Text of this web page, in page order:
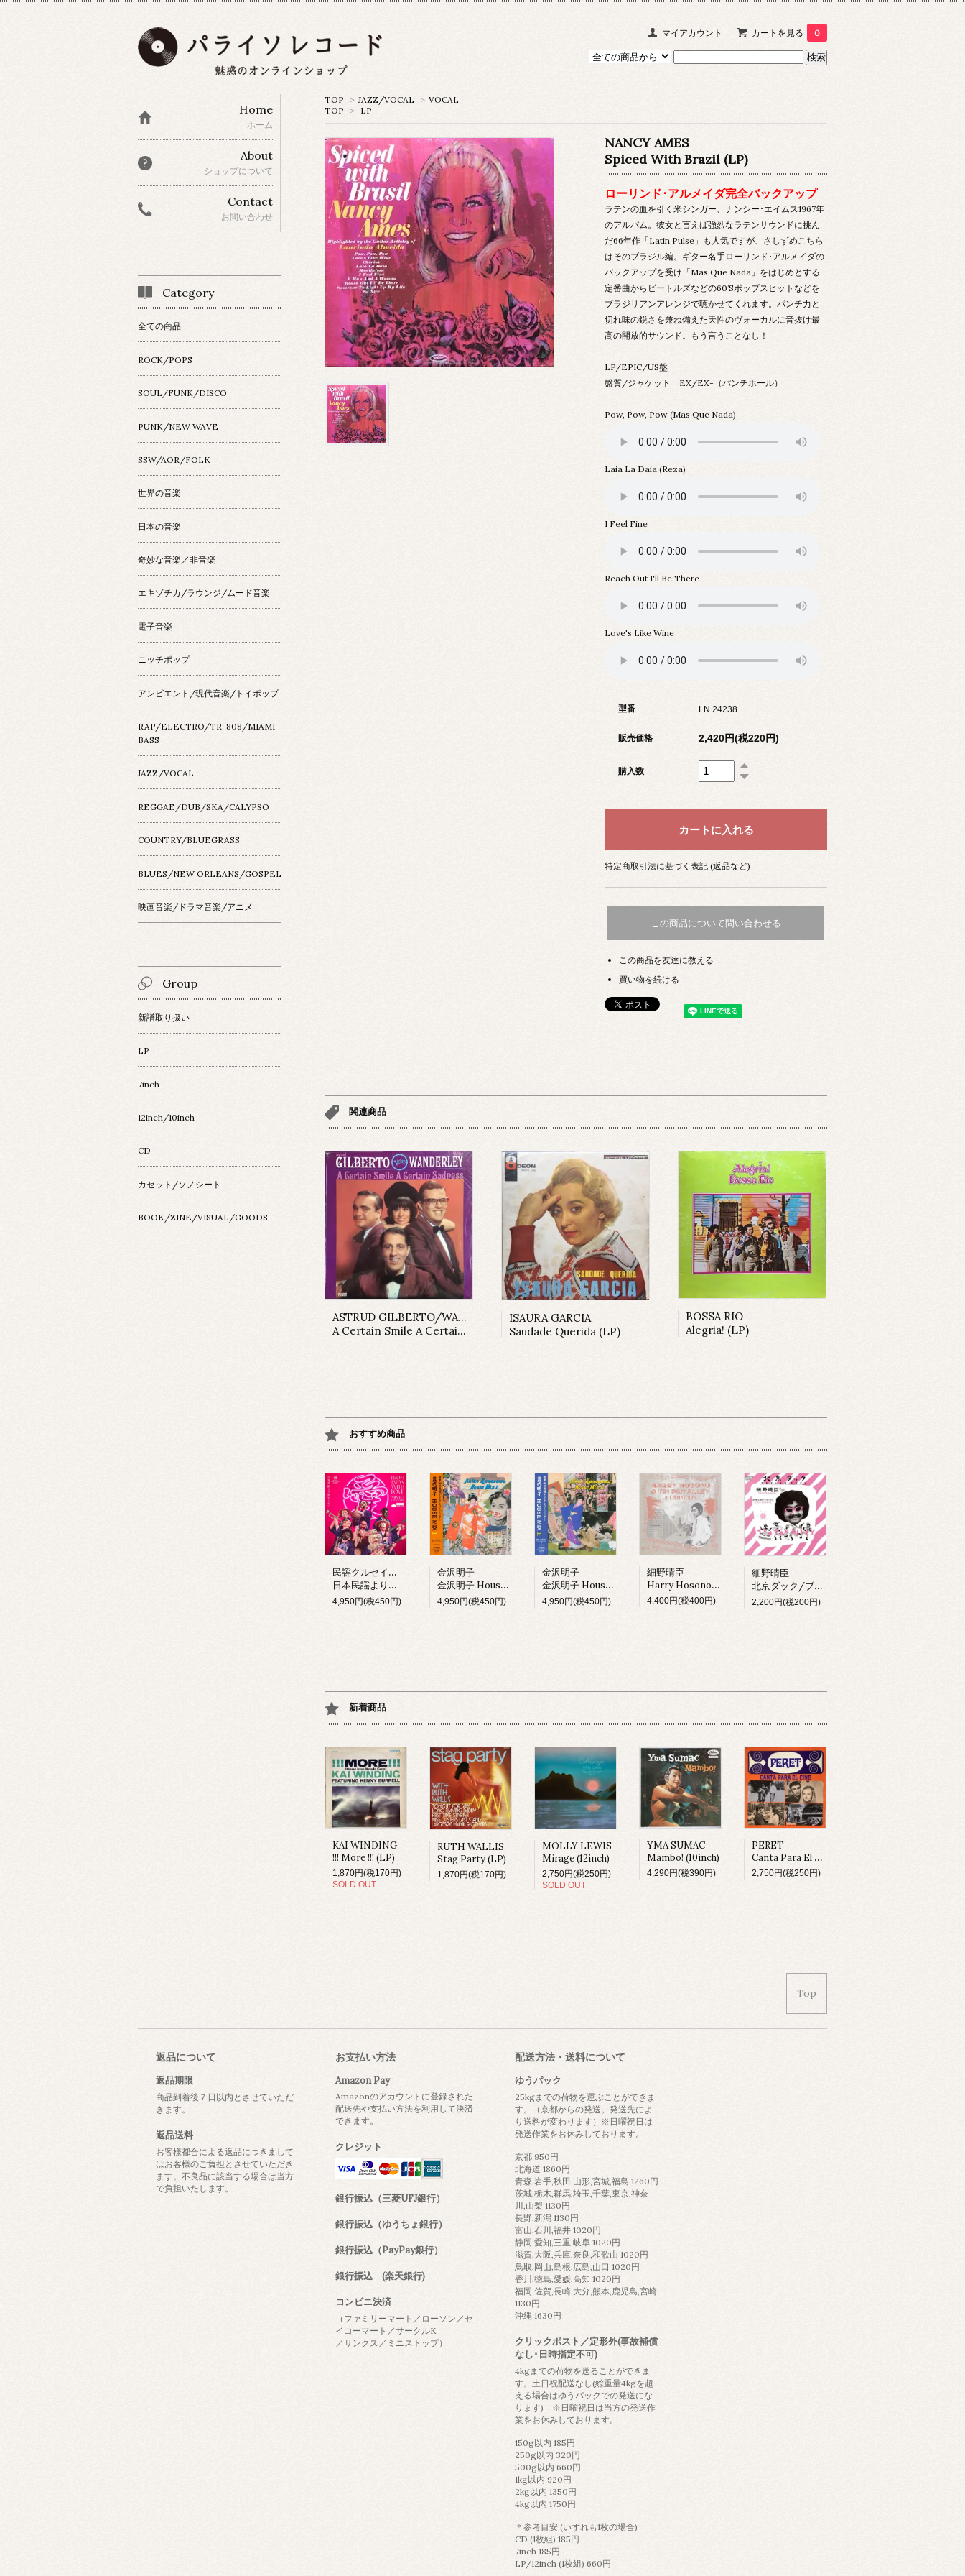
マイアカウント カートを見る 0
TOP > JAZZ/VOCAL > VOCAL
TOP
> LP
NANCY AMES
Spiced With Brazil (LP)
ローリンド･アルメイダ完全バックアップ
ラテンの血を引く米シンガー、ナンシー･エイムス1967年
のアルバム。彼女と言えば強烈なラテンサウンドに挑ん
だ66年作「Latin Pulse」も人気ですが、さしずめこちら
はそのブラジル編。ギター名手ローリンド･アルメイダの
バックアップを受け「Mas Que Nada」をはじめとする
定番曲からビートルズなどの60’Sポップスヒットなどを
ブラジリアンアレンジで聴かせてくれます。パンチ力と
切れ味の鋭さを兼ね備えた天性のヴォーカルに音抜け最
高の開放的サウンド。もう言うことなし！
LP/EPIC/US盤
盤質/ジャケット EX/EX-（パンチホール）
Pow, Pow, Pow (Mas Que Nada)
Laia La Daia (Reza)
I Feel Fine
Reach Out I'll Be There
Love's Like Wine
型番 LN 24238
販売価格 2,420円(税220円)
購入数
特定商取引法に基づく表記 (返品など)
この商品について問い合わせる
この商品を友達に教える
買い物を続ける
関連商品
ASTRUD GILBERTO/WALTER WANDERLEY
A Certain Smile A Certain Sadness (LP)
ISAURA GARCIA
Saudade Querida (LP)
BOSSA RIO
Alegria! (LP)
おすすめ商品
民謡クルセイダーズ
日本民謡より愛をこめて (LP)
4,950円(税450円)
金沢明子
金沢明子 House Mix I (LP)
4,950円(税450円)
金沢明子
金沢明子 House Mix II (LP)
4,950円(税450円)
細野晴臣
Harry Hosono & Tin Pan Alley In China Town (LP)
4,400円(税400円)
細野晴臣
北京ダック/ブラックピーナッツ
2,200円(税200円)
新着商品
KAI WINDING
!!! More !!! (LP)
1,870円(税170円)
SOLD OUT
RUTH WALLIS
Stag Party (LP)
1,870円(税170円)
MOLLY LEWIS
Mirage (12inch)
2,750円(税250円)
SOLD OUT
YMA SUMAC
Mambo! (10inch)
4,290円(税390円)
PERET
Canta Para El Cine (LP)
2,750円(税250円)
Home
ホーム
About
ショップについて
Contact
お問い合わせ
Category
全ての商品
ROCK/POPS
SOUL/FUNK/DISCO
PUNK/NEW WAVE
SSW/AOR/FOLK
世界の音楽
日本の音楽
奇妙な音楽／非音楽
エキゾチカ/ラウンジ/ムード音楽
電子音楽
ニッチポップ
アンビエント/現代音楽/トイポップ
RAP/ELECTRO/TR-808/MIAMI
BASS
JAZZ/VOCAL
REGGAE/DUB/SKA/CALYPSO
COUNTRY/BLUEGRASS
BLUES/NEW ORLEANS/GOSPEL
映画音楽/ドラマ音楽/アニメ
Group
新譜取り扱い
LP
7inch
12inch/10inch
CD
カセット/ソノシート
BOOK/ZINE/VISUAL/GOODS
Top
返品について
返品期限
商品到着後７日以内とさせていただ
きます。
返品送料
お客様都合による返品につきまして
はお客様のご負担とさせていただき
ます。不良品に該当する場合は当方
で負担いたします。
お支払い方法
Amazon Pay
Amazonのアカウントに登録された
配送先や支払い方法を利用して決済
できます。
クレジット
銀行振込（三菱UFJ銀行）
銀行振込（ゆうちょ銀行）
銀行振込（PayPay銀行）
銀行振込 (楽天銀行)
コンビニ決済
（ファミリーマート／ローソン／セ
イコーマート／サークルK
／サンクス／ミニストップ）
配送方法・送料について
ゆうパック
25kgまでの荷物を運ぶことができま
す。（京都からの発送。発送先によ
り送料が変わります）※日曜祝日は
発送作業をお休みしております。
京都 950円
北海道 1860円
青森,岩手,秋田,山形,宮城,福島 1260円
茨城,栃木,群馬,埼玉,千葉,東京,神奈
川,山梨 1130円
長野,新潟 1130円
富山,石川,福井 1020円
静岡,愛知,三重,岐阜 1020円
滋賀,大阪,兵庫,奈良,和歌山 1020円
鳥取,岡山,島根,広島,山口 1020円
香川,徳島,愛媛,高知 1020円
福岡,佐賀,長崎,大分,熊本,鹿児島,宮崎
1130円
沖縄 1630円
クリックポスト／定形外(事故補償
なし･日時指定不可)
4kgまでの荷物を送ることができま
す。土日祝配送なし(総重量4kgを超
える場合はゆうパックでの発送にな
ります) ※日曜祝日は当方の発送作
業をお休みしております。
150g以内 185円
250g以内 320円
500g以内 660円
1kg以内 920円
2kg以内 1350円
4kg以内 1750円
＊参考目安 (いずれも1枚の場合)
CD (1枚組) 185円
7inch 185円
LP/12inch (1枚組) 660円